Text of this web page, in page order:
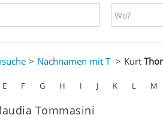
Nachnamen mit T Kurt
E F G H I J K L M
Tommasini